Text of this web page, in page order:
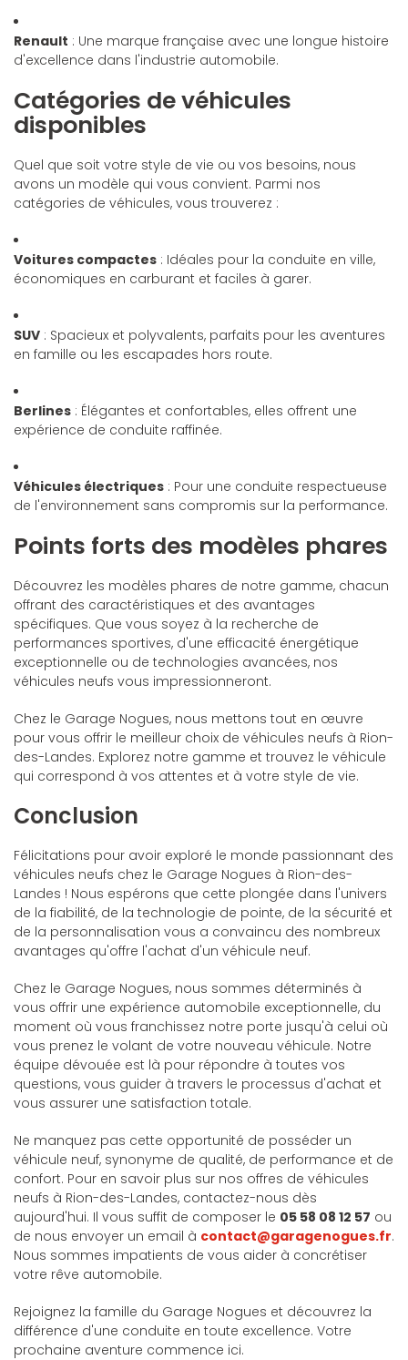
Renault : Une marque française avec une longue histoire
d'excellence dans l'industrie automobile.
Catégories de véhicules
disponibles
Quel que soit votre style de vie ou vos besoins, nous
avons un modèle qui vous convient. Parmi nos
catégories de véhicules, vous trouverez :
Voitures compactes : Idéales pour la conduite en ville,
économiques en carburant et faciles à garer.
SUV : Spacieux et polyvalents, parfaits pour les aventures
en famille ou les escapades hors route.
Berlines : Élégantes et confortables, elles offrent une
expérience de conduite raffinée.
Véhicules électriques : Pour une conduite respectueuse
de l'environnement sans compromis sur la performance.
Points forts des modèles phares
Découvrez les modèles phares de notre gamme, chacun
offrant des caractéristiques et des avantages
spécifiques. Que vous soyez à la recherche de
performances sportives, d'une efficacité énergétique
exceptionnelle ou de technologies avancées, nos
véhicules neufs vous impressionneront.
Chez le Garage Nogues, nous mettons tout en œuvre
pour vous offrir le meilleur choix de véhicules neufs à Rion-
des-Landes. Explorez notre gamme et trouvez le véhicule
qui correspond à vos attentes et à votre style de vie.
Conclusion
Félicitations pour avoir exploré le monde passionnant des
véhicules neufs chez le Garage Nogues à Rion-des-
Landes ! Nous espérons que cette plongée dans l'univers
de la fiabilité, de la technologie de pointe, de la sécurité et
de la personnalisation vous a convaincu des nombreux
avantages qu'offre l'achat d'un véhicule neuf.
Chez le Garage Nogues, nous sommes déterminés à
vous offrir une expérience automobile exceptionnelle, du
moment où vous franchissez notre porte jusqu'à celui où
vous prenez le volant de votre nouveau véhicule. Notre
équipe dévouée est là pour répondre à toutes vos
questions, vous guider à travers le processus d'achat et
vous assurer une satisfaction totale.
Ne manquez pas cette opportunité de posséder un
véhicule neuf, synonyme de qualité, de performance et de
confort. Pour en savoir plus sur nos offres de véhicules
neufs à Rion-des-Landes, contactez-nous dès
aujourd'hui. Il vous suffit de composer le 05 58 08 12 57 ou
de nous envoyer un email à contact@garagenogues.fr.
Nous sommes impatients de vous aider à concrétiser
votre rêve automobile.
Rejoignez la famille du Garage Nogues et découvrez la
différence d'une conduite en toute excellence. Votre
prochaine aventure commence ici.